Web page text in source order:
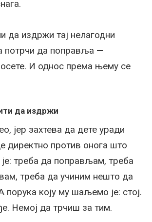
да издржи тај нелагодни
потрчи да поправља —
И однос према њему се
да издржи
јер захтева да дете уради
директно против онога што
је: треба да поправљам, треба
треба да учиним нешто да
порука коју му шаљемо је: стој.
Немој да трчиш за тим.